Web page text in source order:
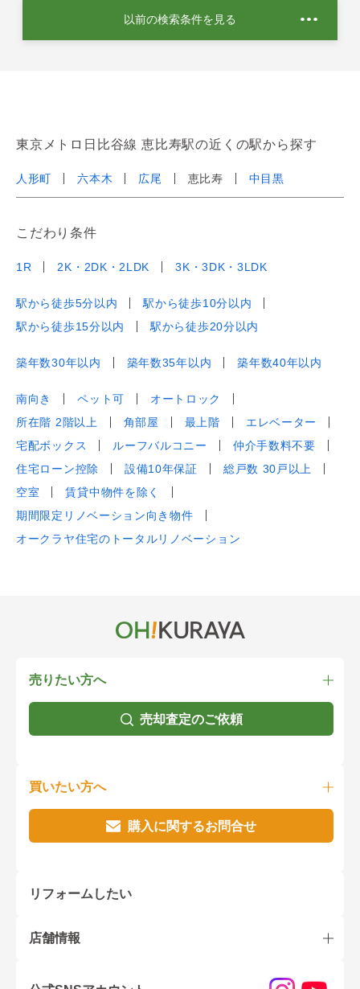
以前の検索条件を見る
東京メトロ日比谷線 恵比寿駅の近くの駅から探す
人形町 六本木 広尾 恵比寿 中目黒
こだわり条件
1R 2K・2DK・2LDK 3K・3DK・3LDK
駅から徒歩5分以内
駅から徒歩10分以内
駅から徒歩15分以内
駅から徒歩20分以内
築年数30年以内 築年数35年以内 築年数40年以内
南向き ペット可
オートロック
所在階 2階以上
角部屋 最上階
エレベーター
宅配ボックス
ルーフバルコニー
仲介手数料不要
住宅ローン控除
設備10年保証
総戸数 30戸以上
空室
賃貸中物件を除く
期間限定リノベーション向き物件
オークラヤ住宅のトータルリノベーション
売りたい方へ
売却査定のご依頼
買いたい方へ
購入に関するお問合せ
リフォームしたい
店舗情報